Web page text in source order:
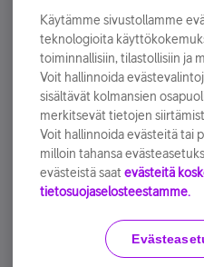
sähköpostiisi.
Tilaa nyt
Käyttöehdot
Käytämme sivustollamme
teknologioita
toiminnallisiin, tilastollisiin ja
Voit hallinnoida
sisältävät kolmansien
merkitsevät tietojen
Voit hallinnoida evästeitä tai
milloin tahansa
evästeistä saat evästeitä
tietosuojaselosteestamme.